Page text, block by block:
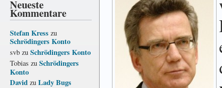
Neueste
Kommentare
Stefan Kress zu
Schrödingers Konto
svb zu Schrödingers Konto
Tobias zu Schrödingers
Konto
David zu Lady Bugs